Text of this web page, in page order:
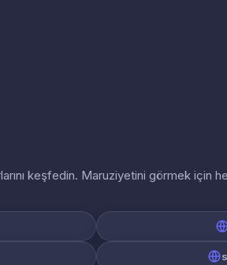
keşfedin. Maruziyetini görmek için